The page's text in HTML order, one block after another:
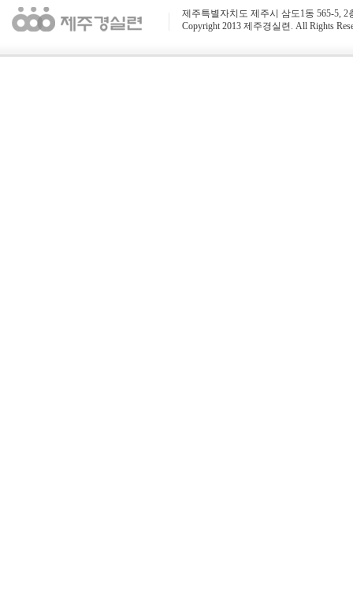
제주특별자치도 제주시 삼도1동 565-5, 2
Copyright 2013 제주경실련. All Rights